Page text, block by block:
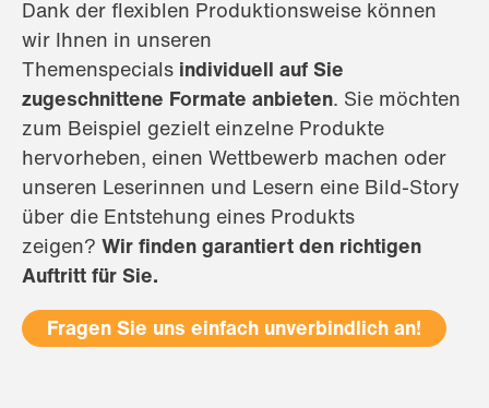
Dank der flexiblen Produktionsweise können
wir Ihnen in unseren
Themenspecials individuell auf Sie
zugeschnittene Formate anbieten. Sie möchten
zum Beispiel gezielt einzelne Produkte
hervorheben, einen Wettbewerb machen oder
unseren Leserinnen und Lesern eine Bild-Story
über die Entstehung eines Produkts
zeigen? Wir finden garantiert den richtigen
Auftritt für Sie.
Fragen Sie uns einfach unverbindlich an!